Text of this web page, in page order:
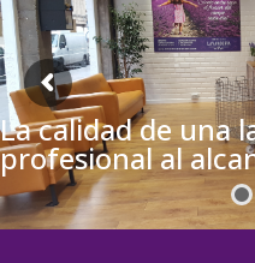
La calidad de una
profesional al